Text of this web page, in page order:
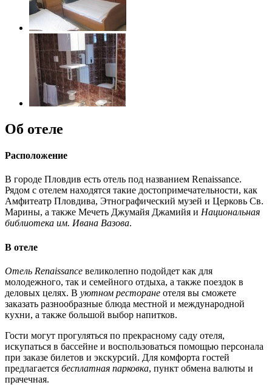
Об отеле
Расположение
В городе Пловдив есть отель под названием Renaissance.
Рядом с отелем находятся такие достопримечательности, как
Амфитеатр Пловдива, Этнографический музей и Церковь Св.
Марины, а также Мечеть Джумайя Джамийя и Национальная
библиотека им. Ивана Вазова.
В отеле
Отель Renaissance великолепно подойдет как для
молодежного, так и семейного отдыха, а также поездок в
деловых целях. В уютном ресторане отеля вы сможете
заказать разнообразные блюда местной и международной
кухни, а также большой выбор напитков.
Гости могут прогуляться по прекрасному саду отеля,
искупаться в бассейне и воспользоваться помощью персонала
при заказе билетов и экскурсий. Для комфорта гостей
предлагается бесплатная парковка, пункт обмена валюты и
прачечная.